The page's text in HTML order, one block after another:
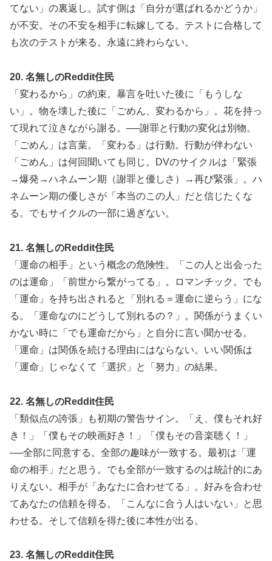
てない」の裏返し。試す側は「自分が選ばれるかどうか」
が不安。その不安を相手に転嫁してる。テストに合格して
も次のテストが来る。永遠に終わらない。
20. 名無しのReddit住民
「変わるから」の約束。暴言を吐いた後に「もうしな
い」。物を壊した後に「ごめん、変わるから」。花を持っ
て現れて泣きながら謝る。──謝罪と行動の変化は別物。
「ごめん」は言葉。「変わる」は行動。行動が伴わない
「ごめん」は何回聞いても同じ。DVのサイクルは「緊張
→爆発→ハネムーン期（謝罪と優しさ）→再び緊張」。ハ
ネムーン期の優しさが「本当のこの人」だと信じたくな
る。でもサイクルの一部に過ぎない。
21. 名無しのReddit住民
「運命の相手」という概念の危険性。「この人と出会った
のは運命」「前世から繋がってる」。ロマンチック。でも
「運命」を持ち出されると「別れる＝運命に逆らう」にな
る。「運命なのにどうして別れるの？」。関係がうまくい
かない時に「でも運命だから」と自分に言い聞かせる。
「運命」は関係を続ける理由にはならない。いい関係は
「運命」じゃなくて「選択」と「努力」の結果。
22. 名無しのReddit住民
「類似点の誇張」も初期の警告サイン。「え、僕もそれ好
き！」「僕もその映画好き！」「僕もその音楽聴く！」
──全部に同意する。全部の趣味が一致する。最初は「運
命の相手」だと思う。でも全部が一致するのは統計的にあ
りえない。相手が「あなたに合わせてる」。好みを合わせ
てあなたの信頼を得る。「こんなに合う人はいない」と思
わせる。そして信頼を得た後に本性が出る。
23. 名無しのReddit住民